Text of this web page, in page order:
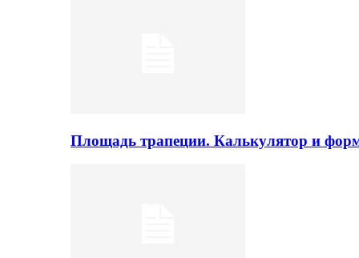
Площадь трапеции. Калькулятор и